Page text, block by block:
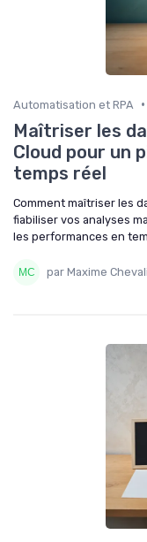
Automatisation et RPA •
Maîtriser les
Cloud pour un
temps réel
Comment maîtriser les
fiabiliser vos analyses
les performances en
par Maxime